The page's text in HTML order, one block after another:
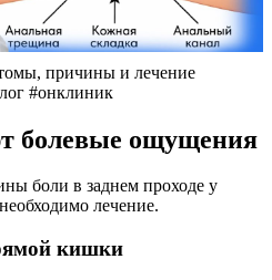
причины и лечение
#онклиник
болевые ощущения
боли в заднем проходе у
лечение.
кишки